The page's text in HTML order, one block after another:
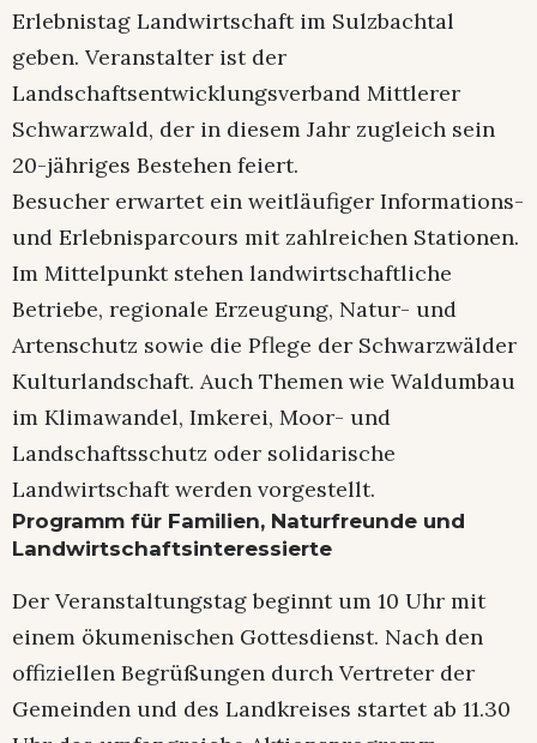
Erlebnistag Landwirtschaft im Sulzbachtal
geben. Veranstalter ist der
Landschaftsentwicklungsverband Mittlerer
Schwarzwald, der in diesem Jahr zugleich sein
20-jähriges Bestehen feiert.
Besucher erwartet ein weitläufiger Informations-
und Erlebnisparcours mit zahlreichen Stationen.
Im Mittelpunkt stehen landwirtschaftliche
Betriebe, regionale Erzeugung, Natur- und
Artenschutz sowie die Pflege der Schwarzwälder
Kulturlandschaft. Auch Themen wie Waldumbau
im Klimawandel, Imkerei, Moor- und
Landschaftsschutz oder solidarische
Landwirtschaft werden vorgestellt.
Programm für Familien, Naturfreunde und
Landwirtschaftsinteressierte
Der Veranstaltungstag beginnt um 10 Uhr mit
einem ökumenischen Gottesdienst. Nach den
offiziellen Begrüßungen durch Vertreter der
Gemeinden und des Landkreises startet ab 11.30